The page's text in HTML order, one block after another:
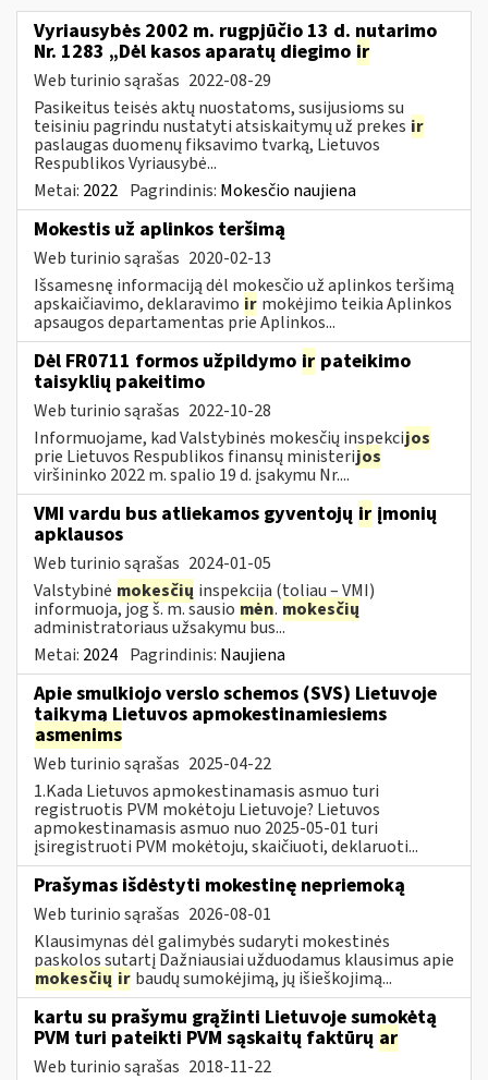
Vyriausybės 2002 m. rugpjūčio 13 d. nutarimo
Nr. 1283 „Dėl kasos aparatų diegimo ir
Web turinio sąrašas 2022-08-29
Pasikeitus teisės aktų nuostatoms, susijusioms su
teisiniu pagrindu nustatyti atsiskaitymų už prekes ir
paslaugas duomenų fiksavimo tvarką, Lietuvos
Respublikos Vyriausybė...
Metai: 2022 Pagrindinis: Mokesčio naujiena
Mokestis už aplinkos teršimą
Web turinio sąrašas 2020-02-13
Išsamesnę informaciją dėl mokesčio už aplinkos teršimą
apskaičiavimo, deklaravimo ir mokėjimo teikia Aplinkos
apsaugos departamentas prie Aplinkos...
Dėl FR0711 formos užpildymo ir pateikimo
taisyklių pakeitimo
Web turinio sąrašas 2022-10-28
Informuojame, kad Valstybinės mokesčių inspekcijos
prie Lietuvos Respublikos finansų ministerijos
viršininko 2022 m. spalio 19 d. įsakymu Nr....
VMI vardu bus atliekamos gyventojų ir įmonių
apklausos
Web turinio sąrašas 2024-01-05
Valstybinė mokesčių inspekcija (toliau – VMI)
informuoja, jog š. m. sausio mėn. mokesčių
administratoriaus užsakymu bus...
Metai: 2024 Pagrindinis: Naujiena
Apie smulkiojo verslo schemos (SVS) Lietuvoje
taikymą Lietuvos apmokestinamiesiems
asmenims
Web turinio sąrašas 2025-04-22
1.Kada Lietuvos apmokestinamasis asmuo turi
registruotis PVM mokėtoju Lietuvoje? Lietuvos
apmokestinamasis asmuo nuo 2025-05-01 turi
įsiregistruoti PVM mokėtoju, skaičiuoti, deklaruoti...
Prašymas išdėstyti mokestinę nepriemoką
Web turinio sąrašas 2026-08-01
Klausimynas dėl galimybės sudaryti mokestinės
paskolos sutartį Dažniausiai užduodamus klausimus apie
mokesčių ir baudų sumokėjimą, jų išieškojimą...
kartu su prašymu grąžinti Lietuvoje sumokėtą
PVM turi pateikti PVM sąskaitų faktūrų ar
Web turinio sąrašas 2018-11-22